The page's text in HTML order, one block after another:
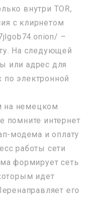
внутри TOR,
с клирнетом
–
На следующей
или адрес для
электронной
на немецком
помните интернет
модема и оплату
работы сети
формирует сеть
идет
его